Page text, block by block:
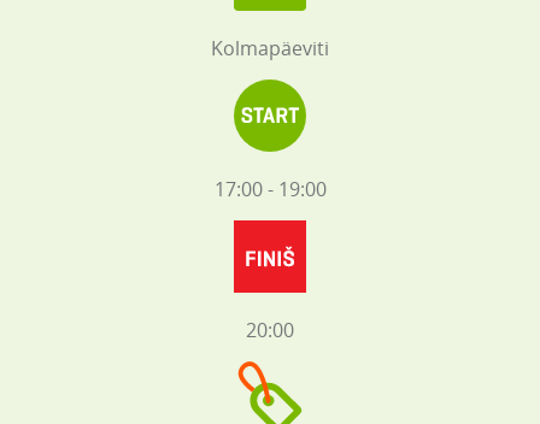
Kolmapäeviti
17:00 - 19:00
20:00